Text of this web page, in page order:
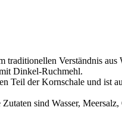
Verständnis
Dinkel-Ruchmehl.
Teil der Kornschale und ist
sind Wasser,